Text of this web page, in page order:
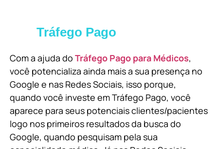
Tráfego Pago
Com a ajuda do Tráfego Pago para Médicos,
você potencializa ainda mais a sua presença no
Google e nas Redes Sociais, isso porque,
quando você investe em Tráfego Pago, você
aparece para seus potenciais clientes/pacientes
logo nos primeiros resultados da busca do
Google, quando pesquisam pela sua